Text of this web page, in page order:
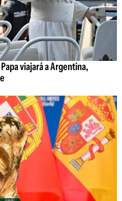
viajará a Argentina,